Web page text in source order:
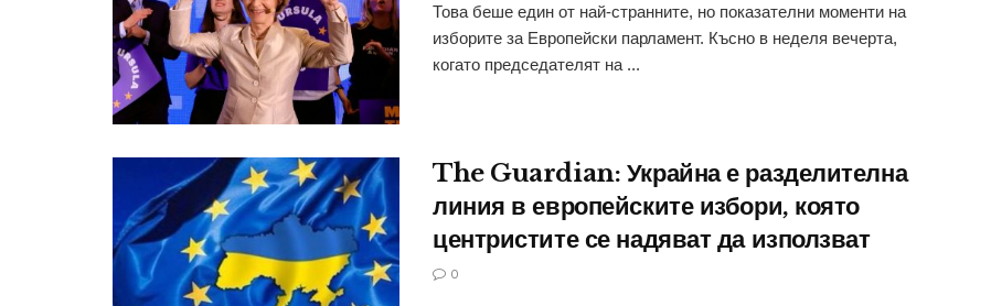
Това беше един от най-странните, но показателни моменти на
изборите за Европейски парламент. Късно в неделя вечерта,
когато председателят на ...
The Guardian: Украйна е разделителна
линия в европейските избори, която
центристите се надяват да използват
0